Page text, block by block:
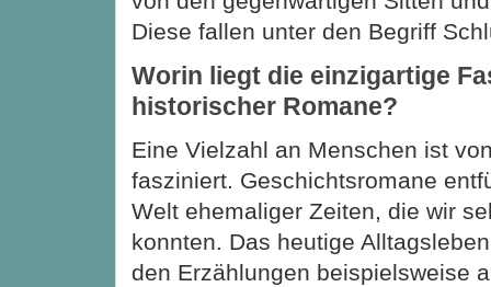
Diese fallen unter den Begriff
Worin liegt die einzigartige
historischer Romane?
Eine Vielzahl an Menschen ist
fasziniert. Geschichtsromane
Welt ehemaliger Zeiten, die wir
konnten. Das heutige
den Erzählungen beispielsweise